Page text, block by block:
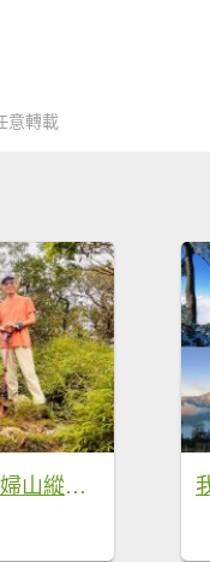
意轉載
🌈9/7（日）夫拉縱走（夫婦山縱走拉拉山）✨FB：熊熊趴爬走🌈